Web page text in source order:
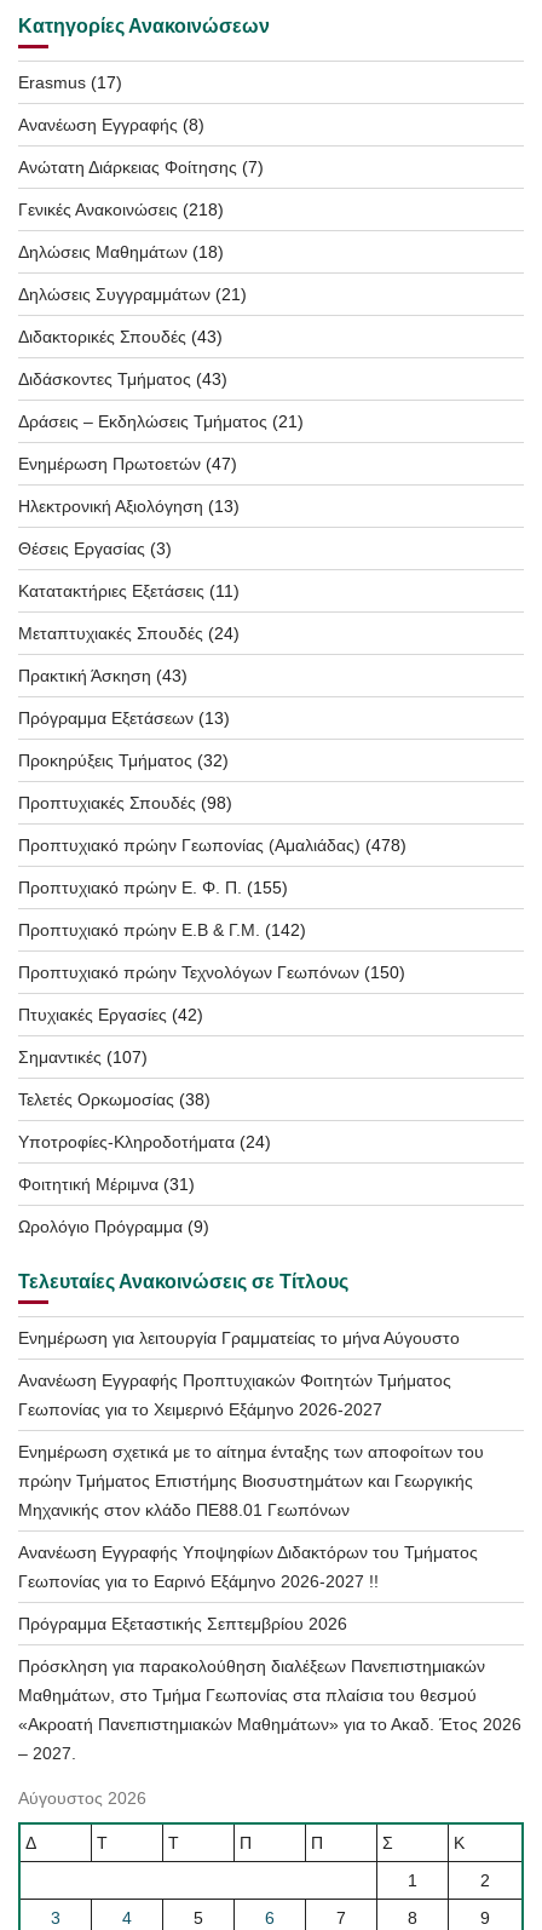
Κατηγορίες Ανακοινώσεων
Erasmus (17)
Ανανέωση Εγγραφής (8)
Ανώτατη Διάρκειας Φοίτησης (7)
Γενικές Ανακοινώσεις (218)
Δηλώσεις Μαθημάτων (18)
Δηλώσεις Συγγραμμάτων (21)
Διδακτορικές Σπουδές (43)
Διδάσκοντες Τμήματος (43)
Δράσεις – Εκδηλώσεις Τμήματος (21)
Ενημέρωση Πρωτοετών (47)
Ηλεκτρονική Αξιολόγηση (13)
Θέσεις Εργασίας (3)
Κατατακτήριες Εξετάσεις (11)
Μεταπτυχιακές Σπουδές (24)
Πρακτική Άσκηση (43)
Πρόγραμμα Εξετάσεων (13)
Προκηρύξεις Τμήματος (32)
Προπτυχιακές Σπουδές (98)
Προπτυχιακό πρώην Γεωπονίας (Αμαλιάδας) (478)
Προπτυχιακό πρώην Ε. Φ. Π. (155)
Προπτυχιακό πρώην Ε.Β & Γ.Μ. (142)
Προπτυχιακό πρώην Τεχνολόγων Γεωπόνων (150)
Πτυχιακές Εργασίες (42)
Σημαντικές (107)
Τελετές Ορκωμοσίας (38)
Υποτροφίες-Κληροδοτήματα (24)
Φοιτητική Μέριμνα (31)
Ωρολόγιο Πρόγραμμα (9)
Τελευταίες Ανακοινώσεις σε Τίτλους
Ενημέρωση για λειτουργία Γραμματείας το μήνα Αύγουστο
Ανανέωση Εγγραφής Προπτυχιακών Φοιτητών Τμήματος
Γεωπονίας για το Χειμερινό Εξάμηνο 2026-2027
Ενημέρωση σχετικά με το αίτημα ένταξης των αποφοίτων του
πρώην Τμήματος Επιστήμης Βιοσυστημάτων και Γεωργικής
Μηχανικής στον κλάδο ΠΕ88.01 Γεωπόνων
Ανανέωση Εγγραφής Υποψηφίων Διδακτόρων του Τμήματος
Γεωπονίας για το Εαρινό Εξάμηνο 2026-2027 !!
Πρόγραμμα Εξεταστικής Σεπτεμβρίου 2026
Πρόσκληση για παρακολούθηση διαλέξεων Πανεπιστημιακών
Μαθημάτων, στο Τμήμα Γεωπονίας στα πλαίσια του θεσμού
«Ακροατή Πανεπιστημιακών Μαθημάτων» για το Ακαδ. Έτος 2026
– 2027.
Αύγουστος 2026
Δ Τ Τ Π Π Σ
Κ
1
2
3
4 5 6 7 8
9